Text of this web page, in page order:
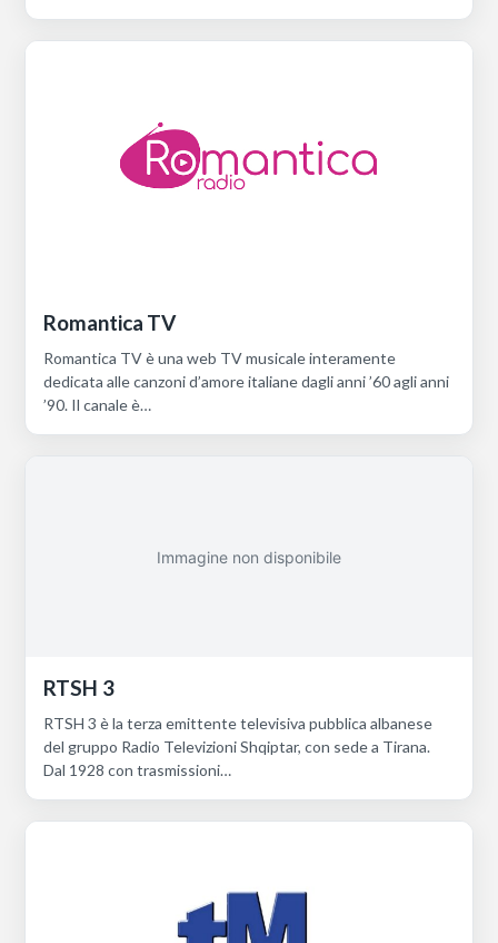
Romantica TV
Romantica TV è una web TV musicale interamente
dedicata alle canzoni d’amore italiane dagli anni ’60 agli anni
’90. Il canale è…
Immagine non disponibile
RTSH 3
RTSH 3 è la terza emittente televisiva pubblica albanese
del gruppo Radio Televizioni Shqiptar, con sede a Tirana.
Dal 1928 con trasmissioni…